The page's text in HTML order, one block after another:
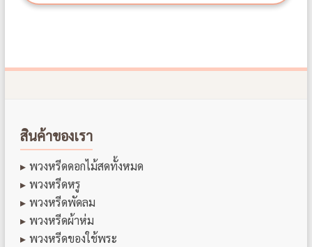
สินค้าของเรา
พวงหรีดดอกไม้สดทั้งหมด
พวงหรีดหรู
พวงหรีดพัดลม
พวงหรีดผ้าห่ม
พวงหรีดของใช้พระ